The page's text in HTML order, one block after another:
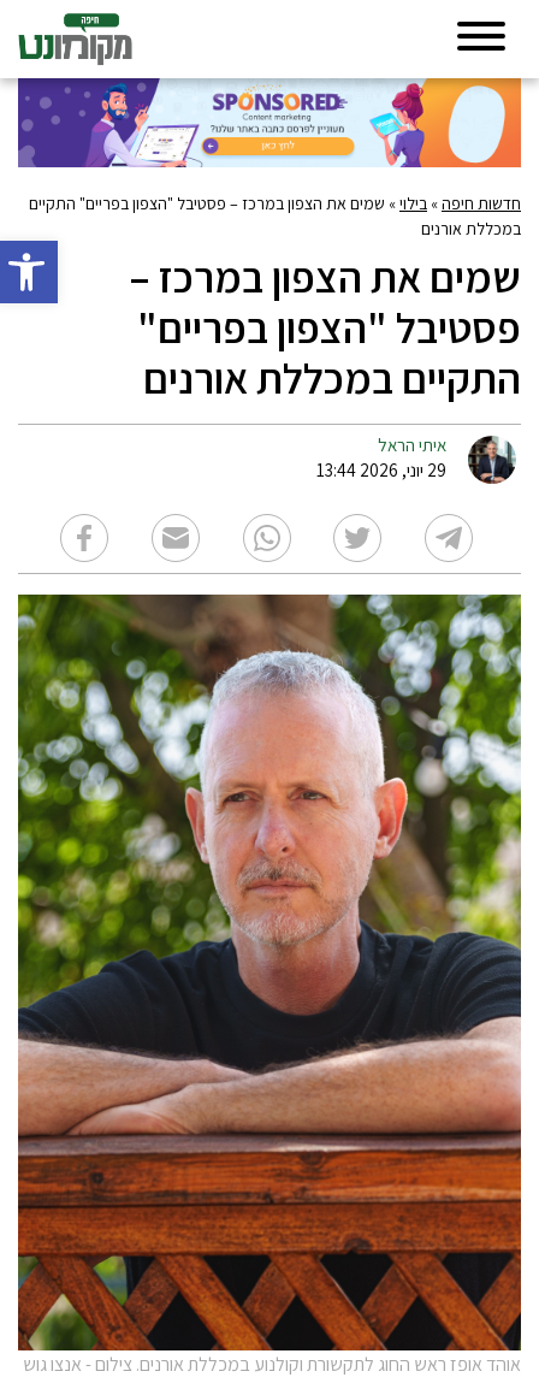
פתח
חדשות חיפה» בילוי» שמים את הצפון במרכז – פסטיבל "הצפון בפריים" התקיים
במכללת אורנים
שמים את הצפון במרכז –
פסטיבל "הצפון בפריים"
התקיים במכללת אורנים
איתי הראל
29 יוני, 2026 13:44
אוהד אופז ראש החוג לתקשורת וקולנוע במכללת אורנים. צילום - אנצו גוש